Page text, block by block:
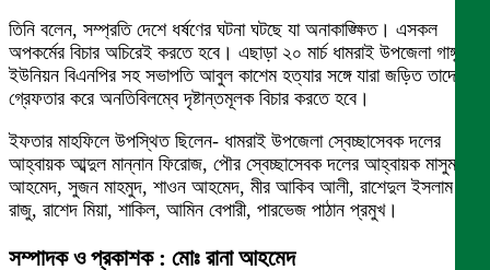
তিনি বলেন, সম্প্রতি দেশে ধর্ষণের ঘটনা ঘটছে যা অনাকাঙ্ক্ষিত। এসকল
অপকর্মের বিচার অচিরেই করতে হবে। এছাড়া ২০ মার্চ ধামরাই উপজেলা গাঙ্গুটিয়া
ইউনিয়ন বিএনপির সহ সভাপতি আবুল কাশেম হত্যার সঙ্গে যারা জড়িত তাদের
গ্রেফতার করে অনতিবিলম্বে দৃষ্টান্তমূলক বিচার করতে হবে।
ইফতার মাহফিলে উপস্থিত ছিলেন- ধামরাই উপজেলা স্বেচ্ছাসেবক দলের
আহ্বায়ক আব্দুল মান্নান ফিরোজ, পৌর স্বেচ্ছাসেবক দলের আহ্বায়ক মাসুম
আহমেদ, সুজন মাহমুদ, শাওন আহমেদ, মীর আকিব আলী, রাশেদুল ইসলাম
রাজু, রাশেদ মিয়া, শাকিল, আমিন বেপারী, পারভেজ পাঠান প্রমুখ।
সম্পাদক ও প্রকাশক : মোঃ রানা আহমেদ